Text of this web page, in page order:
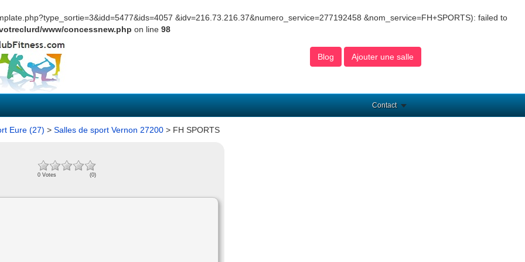
&idv=216.73.216.37&numero_service=277192458 &nom_service=FH+SPORTS): failed to
www/concessnew.php on line 98
Blog Ajouter une salle
Contact
Eure (27) > Salles de sport Vernon 27200 > FH SPORTS
0 Votes (0)